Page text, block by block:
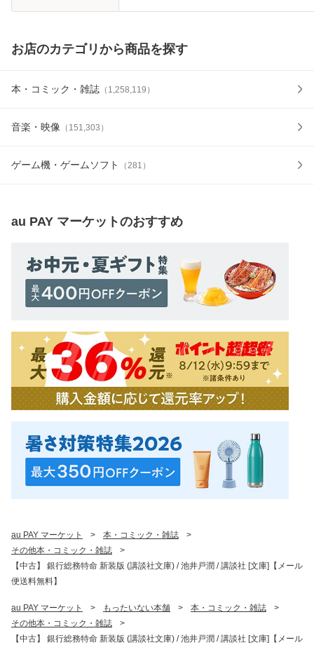
お店のカテゴリから商品を探す
本・コミック・雑誌 （ 1,258,119 ）
音楽・映像 （ 151,303 ）
ゲーム機・ゲームソフト （281 ）
au PAY マーケットのおすすめ
au PAY マーケット > 本・コミック・雑誌
>
その他本・コミック・雑誌
>
【中古】 銀行総務特命 新装版 (講談社文庫) / 池井戸潤 / 講談社 [文庫]【メール
便送料無料】
au PAY マーケット > もったいない本舗 > 本・コミック・雑誌
>
その他本・コミック・雑誌
>
【中古】 銀行総務特命 新装版 (講談社文庫) / 池井戸潤 / 講談社 [文庫]【メール